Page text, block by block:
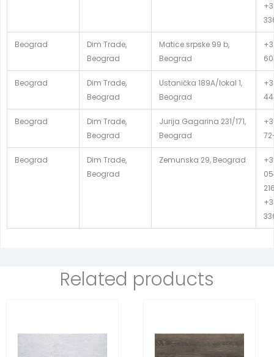
Beograd
Dim Trade,
Beograd
Matice srpske 99 b,
Beograd
Beograd
Dim Trade,
Beograd
Ustanička 189A/lokal 1,
Beograd
Beograd
Dim Trade,
Beograd
Jurija Gagarina 231/171,
Beograd
Beograd
Dim Trade,
Beograd
Zemunska 29, Beograd
Related products